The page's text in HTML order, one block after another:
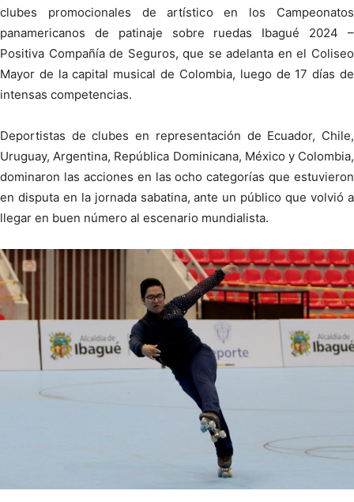
clubes promocionales de artístico en los Campeonatos
panamericanos de patinaje sobre ruedas Ibagué 2024 –
Positiva Compañía de Seguros, que se adelanta en el Coliseo
Mayor de la capital musical de Colombia, luego de 17 días de
intensas competencias.
Deportistas de clubes en representación de Ecuador, Chile,
Uruguay, Argentina, República Dominicana, México y Colombia,
dominaron las acciones en las ocho categorías que estuvieron
en disputa en la jornada sabatina, ante un público que volvió a
llegar en buen número al escenario mundialista.